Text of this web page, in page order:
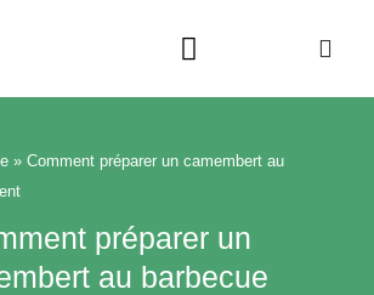
» Comment préparer un camembert au
préparer un
au barbecue